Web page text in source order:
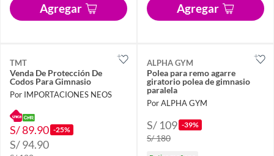
Agregar Agregar
TMT
Venda De Protección De
Codos Para Gimnasio
Por IMPORTACIONES NEOS
S/ 89.90 -25%
S/ 94.90
ALPHA GYM
Polea para remo agarre
giratorio polea de gimnasio
paralela
Por ALPHA GYM
S/ 109 -39%
S/ 180